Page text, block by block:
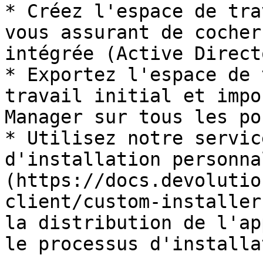
* Créez l'espace de
vous assurant de
intégrée (Active
* Exportez l'espace
travail initial et
Manager sur tous les
* Utilisez notre
d'installation
(https://
client/custom-
la distribution de
le processus